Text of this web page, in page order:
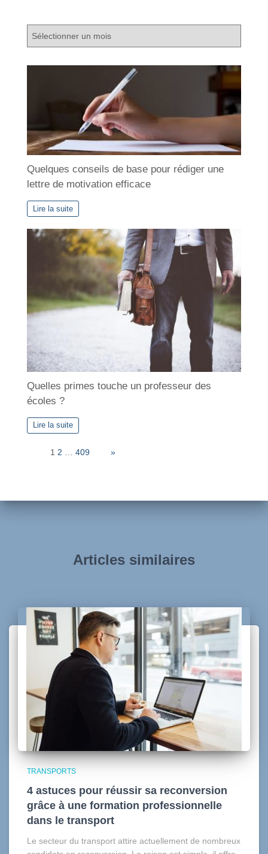
A
c
Quelques conseils de base pour rédiger une
lettre de motivation efficace
Lire la suite
Quelles primes touche un professeur des
écoles ?
Lire la suite
1 2 409 »
Articles similaires
TRANSPORTS
4 astuces pour réussir sa reconversion
grâce à une formation professionnelle
dans le transport
Le secteur du transport attire actuellement de nombreux